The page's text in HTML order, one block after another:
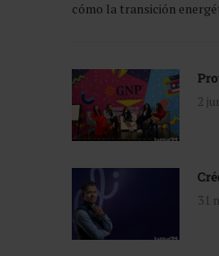
cómo la transición
2
31